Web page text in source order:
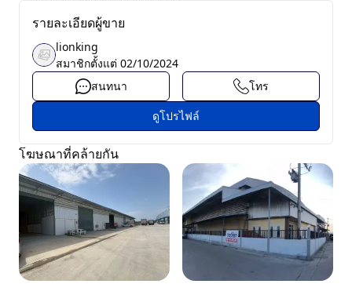
รายละเอียดผู้ขาย
lionking
สมาชิกตั้งแต่ 02/10/2024
สนทนา
โทร
ดูโปรไฟล์
โฆษณาที่คล้ายกัน